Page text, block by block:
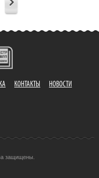
КОНТАКТЫ НОВОСТИ
защищены.